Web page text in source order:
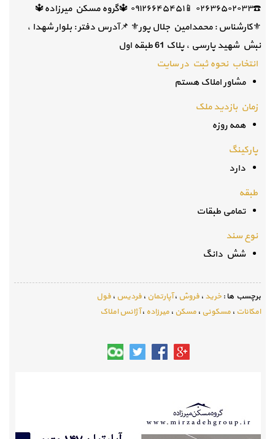
☎️۰۲۶۳۶۵۰۲۰۳۳ 📱۰۹۱۲۶۶۴۵۴۵۱ 🔱گروه مسکن میرزاده🔱
⚜کارشناس : محمدامین جلال پور⚜ 📌آدرس دفتر : بلوار شهدا ،
نبش شهید پارسی ، پلاک 61 طبقه اول
انتخاب نحوه ثبت در سایت
مشاور املاک هستم
زمان بازدید ملک
همه روزه
پارکینگ
دارد
طبقه
تمامی طبقات
نوع سند
شش دانگ
برچسب ها :خرید ،فروش ،آپارتمان ،فردیس ،فول
امکانات ،مسکونی ،مسکن ،میرزاده ،آژانس املاک